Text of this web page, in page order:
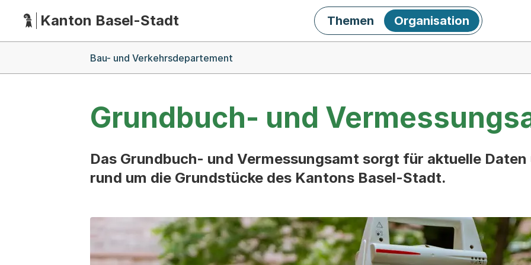
HauptnavigationKanton Basel-Stadt Themen Organisation
Bau- und Verkehrsdepartement
Grundbuch- und
Das Grundbuch- und Vermessungsamt sorgt für aktuelle
rund um die Grundstücke des Kantons Basel-Stadt.